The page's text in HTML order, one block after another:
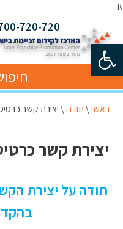
פתח סרגל נגישות
ß
720-720
ראשי\תודה\יצירת קשר
יצירת קשר
תודה על יצירת